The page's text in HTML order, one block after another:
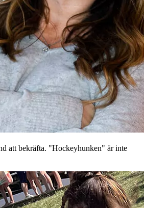
att bekräfta. "Hockeyhunken" är inte